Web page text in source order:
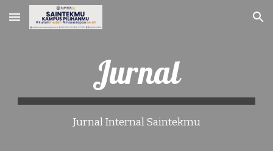
Skip to main content Skip to navigation
Jurnal
Jurnal Internal Saintekmu